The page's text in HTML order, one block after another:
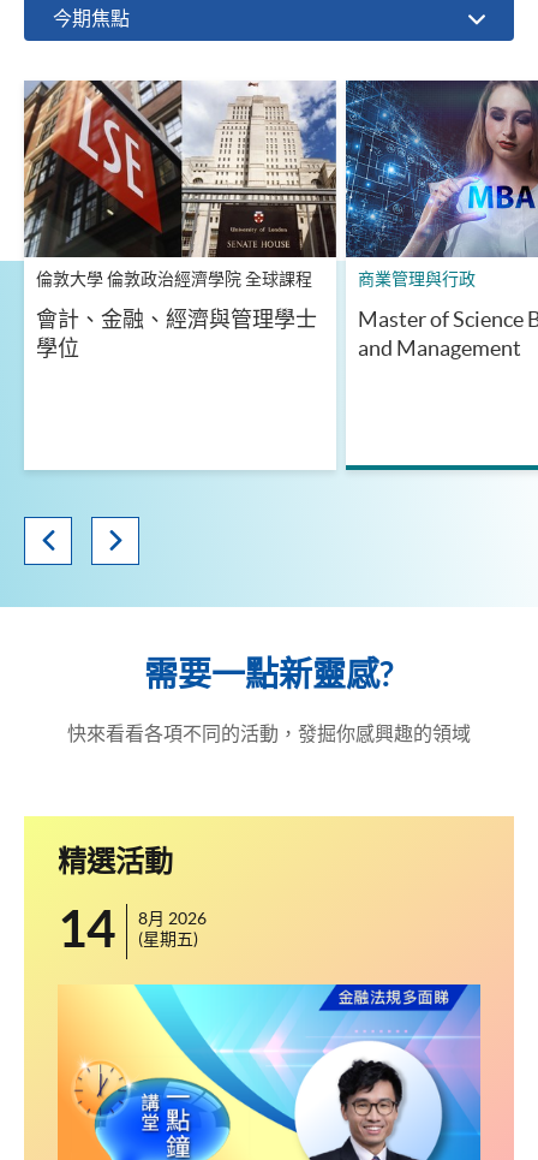
今期焦點
倫敦大學 倫敦政治經濟學院 全球課程
會計、金融、經濟與管理學士
學位
商業管理與行政
Master of Science
and Management
需要一點新靈感?
快來看看各項不同的活動，發掘你感興趣的領域
精選活動
14
8月 2026
(星期五)